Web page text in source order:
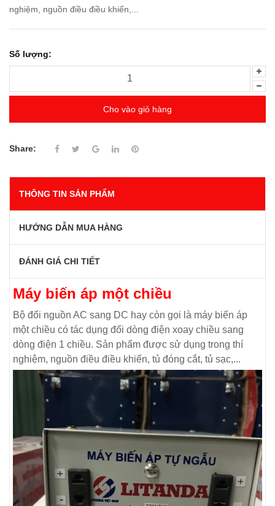
nghiệm, nguồn điều điều khiển,...
Số lượng:
Cho vào giỏ hàng
Share:
THÔNG TIN SẢN PHẨM
HƯỚNG DẪN MUA HÀNG
ĐÁNH GIÁ CHI TIẾT
Máy biến áp một chiều
Bộ đổi nguồn AC sang DC hay còn gọi là máy biến áp
một chiều có tác dụng đổi dòng điện xoay chiều sang
dòng điện 1 chiều. Sản phẩm được sử dụng trong thí
nghiệm, nguồn điều điều khiển, tủ đóng cắt, tủ sạc,...